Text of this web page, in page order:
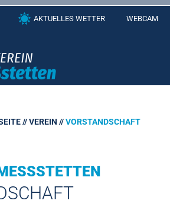
AKTUELLES WETTER WEBCAM
//VEREIN //VORSTANDSCHAFT